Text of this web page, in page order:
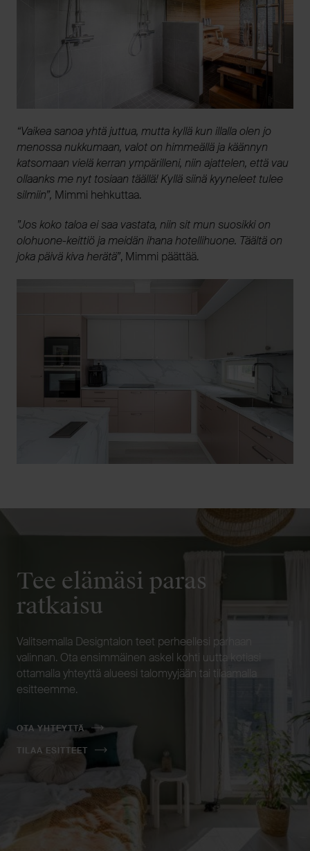
“Vaikea sanoa yhtä juttua, mutta kyllä kun illalla olen jo
menossa nukkumaan, valot on himmeällä ja käännyn
katsomaan vielä kerran ympärilleni, niin ajattelen, että vau
ollaanks me nyt tosiaan täällä! Kyllä siinä kyyneleet tulee
silmiin”, Mimmi hehkuttaa.
”Jos koko taloa ei saa vastata, niin sit mun suosikki on
olohuone-keittiö ja meidän ihana hotellihuone. Täältä on
joka päivä kiva herätä”, Mimmi päättää.
Tee elämäsi paras
ratkaisu
Valitsemalla Designtalon teet perheellesi parhaan
valinnan. Ota ensimmäinen askel kohti uutta kotiasi
ottamalla yhteyttä alueesi talomyyjään tai tilaamalla
esitteemme.
OTA YHTEYTTÄ
TILAA ESITTEET